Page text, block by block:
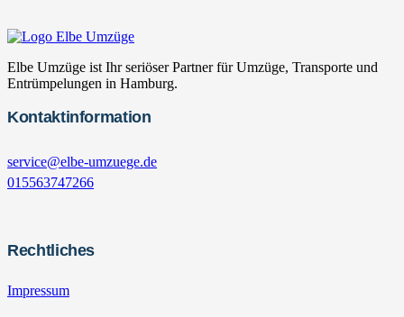
Elbe Umzüge ist Ihr seriöser Partner für Umzüge, Transporte und
Entrümpelungen in Hamburg.
Kontaktinformation
service@elbe-umzuege.de
015563747266
Rechtliches
Impressum